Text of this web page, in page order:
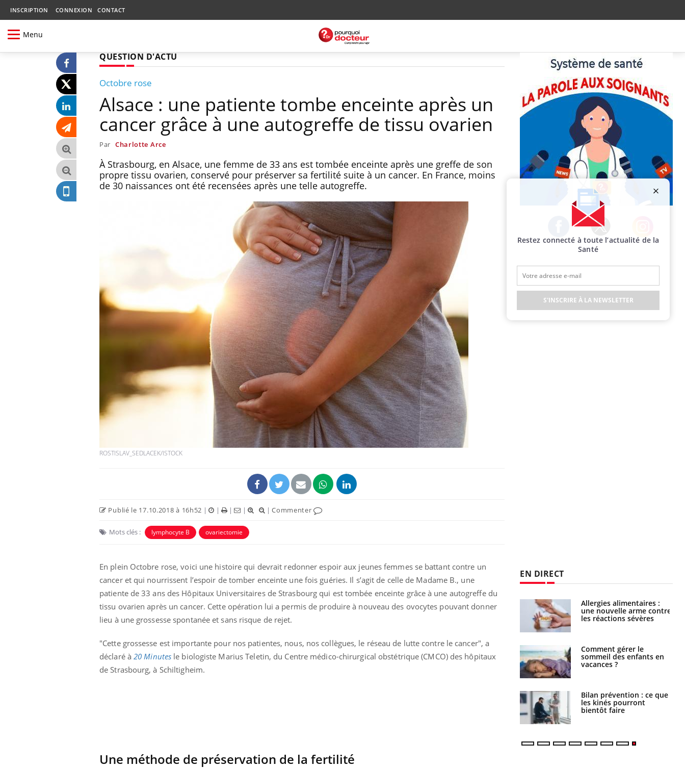
INSCRIPTION CONNEXION CONTACT
Menu
QUESTION D'ACTU
Octobre rose
Alsace : une patiente tombe enceinte après un
cancer grâce à une autogreffe de tissu ovarien
Par Charlotte Arce
À Strasbourg, en Alsace, une femme de 33 ans est tombée enceinte après une greffe de son
propre tissu ovarien, conservé pour préserver sa fertilité suite à un cancer. En France, moins
de 30 naissances ont été recensées après une telle autogreffe.
ROSTISLAV_SEDLACEK/ISTOCK
Publié le 17.10.2018 à 16h52 | | | | |Commenter
Mots clés : lymphocyte B ovariectomie
En plein Octobre rose, voici une histoire qui devrait redonner espoir aux jeunes femmes se battant contre un
cancer et qui nourrissent l’espoir de tomber enceinte une fois guéries. Il s’agit de celle de Madame B., une
patiente de 33 ans des Hôpitaux Universitaires de Strasbourg qui est tombée enceinte grâce à une autogreffe du
tissu ovarien après un cancer. Cette opération lui a permis de produire à nouveau des ovocytes pouvant donner
lieu à une grossesse spontanée et sans risque de rejet.
"Cette grossesse est importante pour nos patientes, nous, nos collègues, le réseau de lutte contre le cancer", a
déclaré à 20 Minutes le biologiste Marius Teletin, du Centre médico-chirurgical obstétrique (CMCO) des hôpitaux
de Strasbourg, à Schiltigheim.
Une méthode de préservation de la fertilité
Facebook Twitter Instagram
EN DIRECT
Comment éviter une otite
pendant les vacances ?
Hantavirus : un cas
détecté chez un touriste
en France
Mortalité infantile : un
rapport s’interroge sur
son taux élevé en France
Restez connecté à toute l’actualité de la
Santé
S'INSCRIRE À LA NEWSLETTER